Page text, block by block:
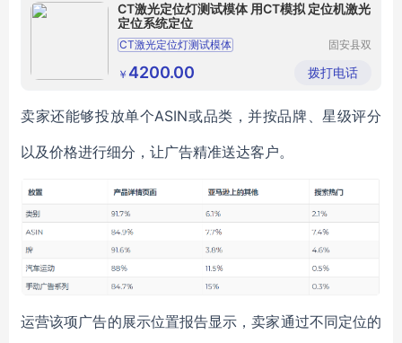
CT激光定位灯测试模体 用CT模拟 定位机激光
定位系统定位
CT激光定位灯测试模体
CT定位灯测试模体
CT激光定位灯检测模体
固安县双
备有限公
司
￥ 4200.00 拨打电话
卖家还能够投放单个ASIN或品类，并按品牌、星级评分
以及价格进行细分，让广告精准送达客户。
运营该项广告的展示位置报告显示，卖家通过不同定位的